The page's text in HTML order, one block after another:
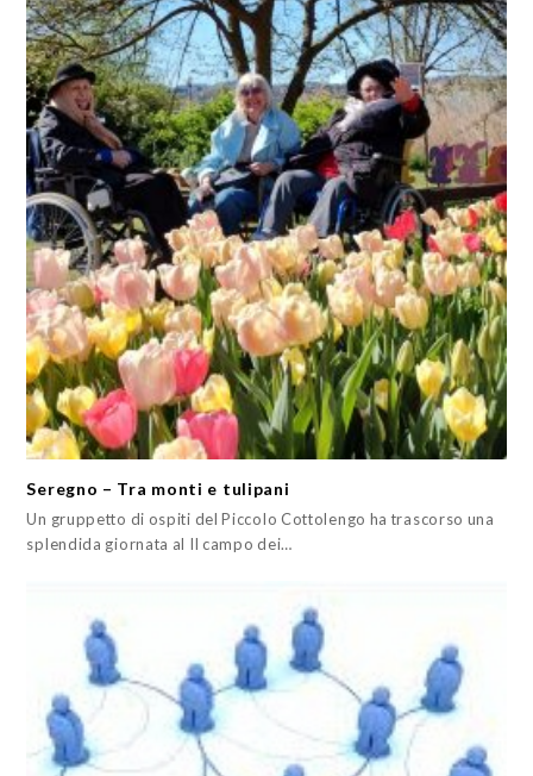
Seregno – Tra monti e tulipani
Un gruppetto di ospiti del Piccolo Cottolengo ha trascorso una
splendida giornata al Il campo dei…